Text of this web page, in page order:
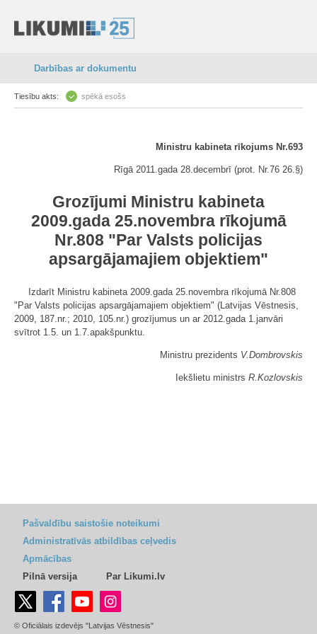
Darbības ar dokumentu
Tiesību akts: spēkā esošs
Ministru kabineta rīkojums Nr.693
Rīgā 2011.gada 28.decembrī (prot. Nr.76 26.§)
Grozījumi Ministru kabineta
2009.gada 25.novembra rīkojumā
Nr.808 "Par Valsts policijas
apsargājamajiem objektiem"
Izdarīt Ministru kabineta 2009.gada 25.novembra rīkojumā Nr.808
"Par Valsts policijas apsargājamajiem objektiem" (Latvijas Vēstnesis,
2009, 187.nr.; 2010, 105.nr.) grozījumus un ar 2012.gada 1.janvāri
svītrot 1.5. un 1.7.apakšpunktu.
Ministru prezidents V.Dombrovskis
Iekšlietu ministrs R.Kozlovskis
Pašvaldību saistošie noteikumi
Administratīvās atbildības ceļvedis
Apmācības
Pilnā versija
Par Likumi.lv
© Oficiālais izdevējs "Latvijas Vēstnesis"